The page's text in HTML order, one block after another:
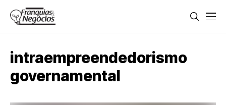
intraempreendedorismo
governamental